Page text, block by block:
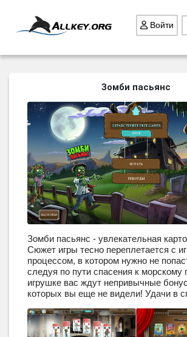
ПОИСК ПРЕДМЕТОВ
ГОЛОВОЛОМКИ
БИЗНЕС
ТРИ-В-РЯД
СТРАТЕГИИ
СТРЕЛЯЛКИ
КВЕСТ
КАК СКАЧАТЬ
НОВОСТИ
Войти
Зомби пасьянс
Зомби пасьянс - увлекательная
Сюжет игры тесно переплетается с
процессом, в котором нужно не
следуя по пути спасения к морскому
игрушке вас ждут непривычные
которых вы еще не видели! Удачи в